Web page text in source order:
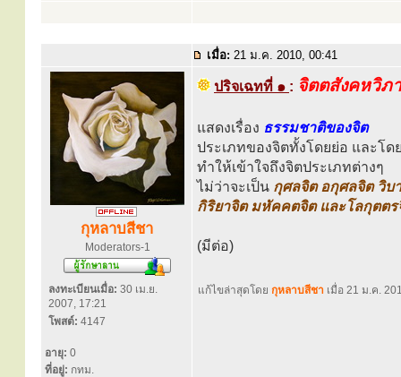
เมื่อ: 21 ม.ค. 2010, 00:41
กุหลาบสีชา
Moderators-1
ลงทะเบียนเมื่อ: 30 เม.ย.
2007, 17:21
โพสต์: 4147
อายุ: 0
ที่อยู่: กทม.
ปริจเฉทที่ ๑ : จิตตสังคหวิภ
แสดงเรื่อง ธรรมชาติของจิต
ประเภทของจิตทั้งโดยย่อ และโด
ทำให้เข้าใจถึงจิตประเภทต่างๆ
ไม่ว่าจะเป็น กุศลจิต อกุศลจิต วิบ
กิริยาจิต มหัคคตจิต และโลกุตตร
(มีต่อ)
แก้ไขล่าสุดโดย กุหลาบสีชา เมื่อ 21 ม.ค.